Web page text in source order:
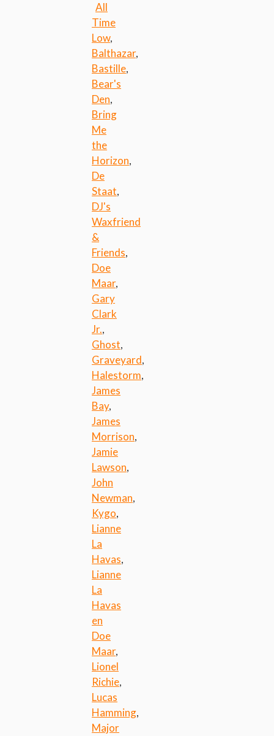
All
Time
Low,
Balthazar,
Bastille,
Bear's
Den,
Bring
Me
the
Horizon,
De
Staat,
DJ's
Waxfriend
&
Friends,
Doe
Maar,
Gary
Clark
Jr.,
Ghost,
Graveyard,
Halestorm,
James
Bay,
James
Morrison,
Jamie
Lawson,
John
Newman,
Kygo,
Lianne
La
Havas,
Lianne
La
Havas
en
Doe
Maar,
Lionel
Richie,
Lucas
Hamming,
Major